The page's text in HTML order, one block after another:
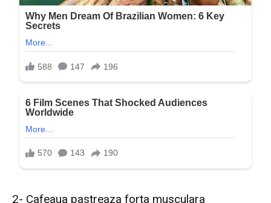
2- Cafeaua pastreaza forta musculara